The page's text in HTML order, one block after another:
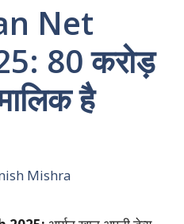
Net
80 करोड़
है
Mishra